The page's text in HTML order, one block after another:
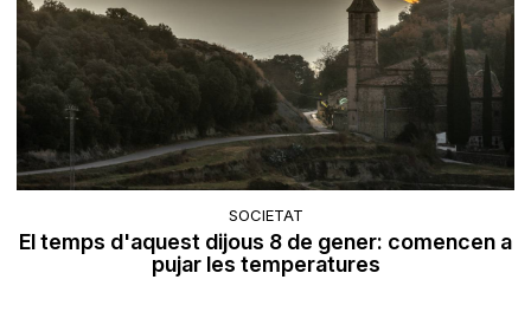
SOCIETAT
El temps d'aquest dijous 8 de gener: comencen a
pujar les temperatures